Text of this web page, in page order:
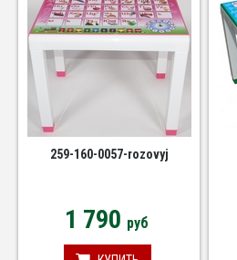
259-160-0057-rozovyj
1 790 руб